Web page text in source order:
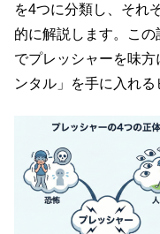
を4つに分類し、それ
的に解説します。こ
でプレッシャーを味
ンタル」を手に入れる